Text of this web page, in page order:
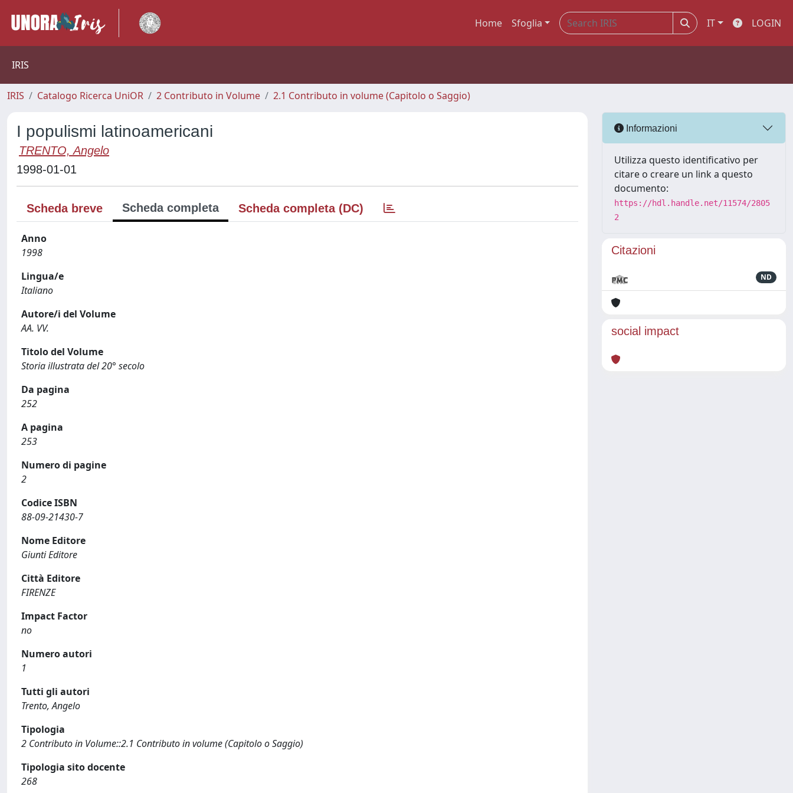
Home Sfoglia IT LOGIN
IRIS
IRIS Catalogo Ricerca UniOR 2 Contributo in Volume 2.1 Contributo in volume (Capitolo o Saggio)
I populismi latinoamericani
TRENTO, Angelo
1998-01-01
Scheda breve Scheda completa Scheda completa (DC)
Anno
1998
Lingua/e
Italiano
Autore/i del Volume
AA. VV.
Titolo del Volume
Storia illustrata del 20° secolo
Da pagina
252
A pagina
253
Numero di pagine
2
Codice ISBN
88-09-21430-7
Nome Editore
Giunti Editore
Città Editore
FIRENZE
Impact Factor
no
Numero autori
1
Tutti gli autori
Trento, Angelo
Tipologia
2 Contributo in Volume::2.1 Contributo in volume (Capitolo o Saggio)
Tipologia sito docente
268
Informazioni
Utilizza questo identificativo per
citare o creare un link a questo
documento:
https://hdl.handle.net/11574/2805
2
Citazioni
ND
social impact